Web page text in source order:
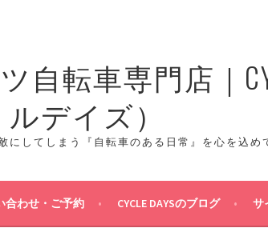
転車専門店｜
ルデイズ）
してしまう『自転車のある日常』を心を込め
合わせ・ご予約 CYCLE DAYSのブログ サ